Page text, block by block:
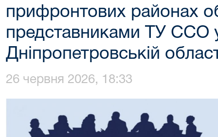
прифронтових районах
представниками ТУ ССО
Дніпропетровській
26 червня 2026, 18:33